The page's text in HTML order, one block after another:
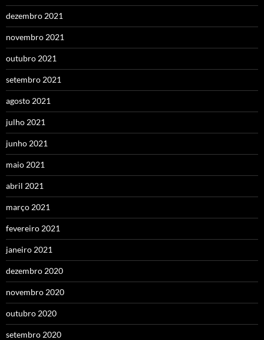
dezembro 2021
novembro 2021
outubro 2021
setembro 2021
agosto 2021
julho 2021
junho 2021
maio 2021
abril 2021
março 2021
fevereiro 2021
janeiro 2021
dezembro 2020
novembro 2020
outubro 2020
setembro 2020